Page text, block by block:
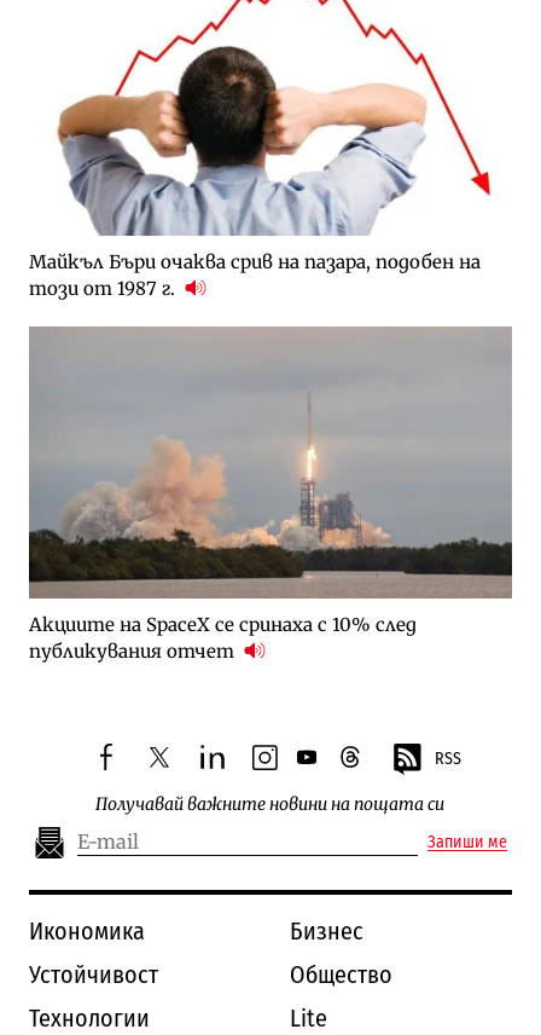
Майкъл Бъри очаква срив на пазара, подобен на
този от 1987 г.
Акциите на SpaceX се сринаха с 10% след
публикувания отчет
facebooktwitterlinkedininstagram
youtubethreads RSS
Получавай важните новини на пощата си
Запиши ме
Икономика
Бизнес
Устойчивост
Общество
Технологии
Lite